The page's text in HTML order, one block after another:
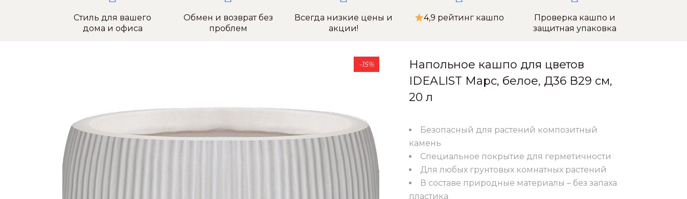
Стиль для вашего
дома и офиса
Обмен и возврат без
проблем
Всегда низкие цены и
акции!
4,9 рейтинг кашпо
Проверка кашпо и
защитная упаковка
-15%
Напольное кашпо для цветов
IDEALIST Марс, белое, Д36 В29 см,
20 л
Безопасный для растений композитный
камень
Специальное покрытие для герметичности
Для любых грунтовых комнатных растений
В составе природные материалы – без запаха
пластика